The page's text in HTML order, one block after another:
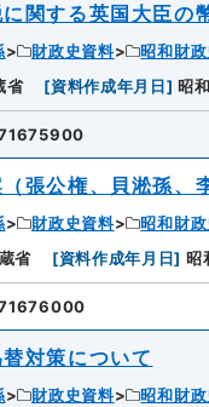
関する英国大臣の
財政史資料 昭和財
省 [資料作成年月日] 昭
張公権、貝淞孫、
財政史資料 昭和財
省 [資料作成年月日] 昭
対策について
財政史資料 昭和財